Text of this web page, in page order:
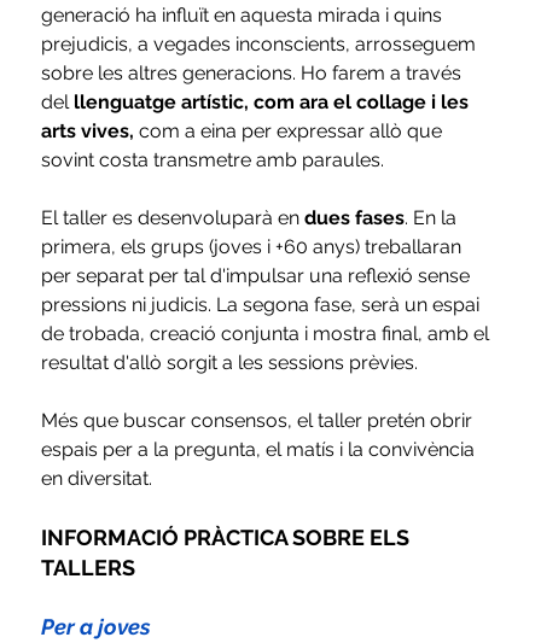
generació ha influït en aquesta mirada i quins
prejudicis, a vegades inconscients, arrosseguem
sobre les altres generacions. Ho farem a través
del llenguatge artístic, com ara el collage i les
arts vives, com a eina per expressar allò que
sovint costa transmetre amb paraules.
El taller es desenvoluparà en dues fases. En la
primera, els grups (joves i +60 anys) treballaran
per separat per tal d'impulsar una reflexió sense
pressions ni judicis. La segona fase, serà un espai
de trobada, creació conjunta i mostra final, amb el
resultat d'allò sorgit a les sessions prèvies.
Més que buscar consensos, el taller pretén obrir
espais per a la pregunta, el matís i la convivència
en diversitat.
INFORMACIÓ PRÀCTICA SOBRE ELS
TALLERS
Per a joves